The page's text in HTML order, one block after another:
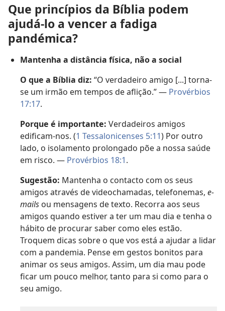
Que princípios da Bíblia podem
ajudá-lo a vencer a fadiga
pandémica?
Mantenha a distância física, não a social
O que a Bíblia diz: “O verdadeiro amigo [...] torna-
se um irmão em tempos de aflição.” — Provérbios
17:17.
Porque é importante: Verdadeiros amigos
edificam-nos. (1 Tessalonicenses 5:11) Por outro
lado, o isolamento prolongado põe a nossa saúde
em risco. — Provérbios 18:1.
Sugestão: Mantenha o contacto com os seus
amigos através de videochamadas, telefonemas, e-
mails ou mensagens de texto. Recorra aos seus
amigos quando estiver a ter um mau dia e tenha o
hábito de procurar saber como eles estão.
Troquem dicas sobre o que vos está a ajudar a lidar
com a pandemia. Pense em gestos bonitos para
animar os seus amigos. Assim, um dia mau pode
ficar um pouco melhor, tanto para si como para o
seu amigo.